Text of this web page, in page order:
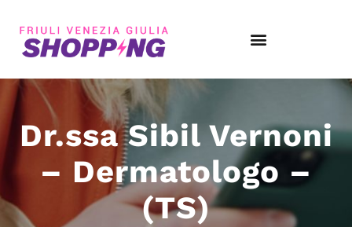
Dr.ssa Sibil Vernoni
– Dermatologo –
(TS)